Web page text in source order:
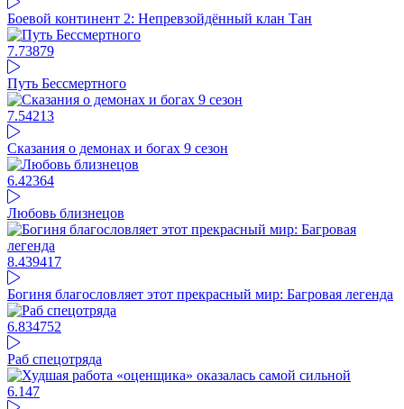
Боевой континент 2: Непревзойдённый клан Тан
7.73879
Путь Бессмертного
7.54213
Сказания о демонах и богах 9 сезон
6.42364
Любовь близнецов
8.439417
Богиня благословляет этот прекрасный мир: Багровая легенда
6.834752
Раб спецотряда
6.147